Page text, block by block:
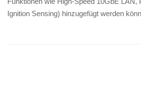
Ignition Sensing) hinzugefügt werden